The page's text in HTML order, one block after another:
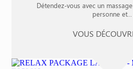
Détendez-vous avec un
personne et...
VOUS